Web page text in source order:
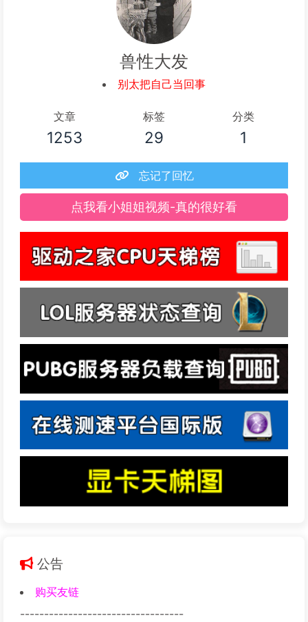
兽性大发
别太把自己当回事
文章
1253
标签
29
分类
1
忘记了回忆
点我看小姐姐视频-真的很好看
公告
购买友链
----------------------------------